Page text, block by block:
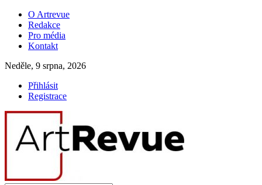
O Artrevue
Redakce
Pro média
Kontakt
Neděle, 9 srpna, 2026
Přihlásit
Registrace